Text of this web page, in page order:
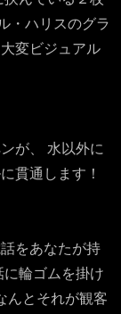
・ハリスのグラ
変ビジュアル
が、 水以外に
貫通します！
をあなたが持
輪ゴムを掛け
んとそれが観客